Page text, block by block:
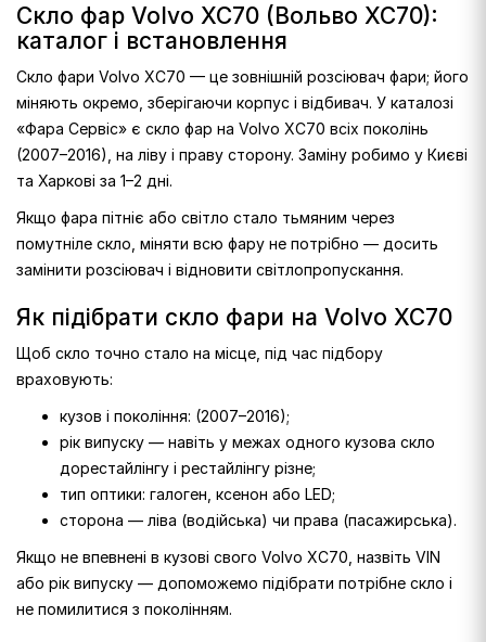
Скло фар Volvo XC70 (Вольво XC70):
каталог і встановлення
Скло фари Volvo XC70 — це зовнішній розсіювач фари; його
міняють окремо, зберігаючи корпус і відбивач. У каталозі
«Фара Сервіс» є скло фар на Volvo XC70 всіх поколінь
(2007–2016), на ліву і праву сторону. Заміну робимо у Києві
та Харкові за 1–2 дні.
Якщо фара пітніє або світло стало тьмяним через
помутніле скло, міняти всю фару не потрібно — досить
замінити розсіювач і відновити світлопропускання.
Як підібрати скло фари на Volvo XC70
Щоб скло точно стало на місце, під час підбору
враховують:
кузов і покоління: (2007–2016);
рік випуску — навіть у межах одного кузова скло
дорестайлінгу і рестайлінгу різне;
тип оптики: галоген, ксенон або LED;
сторона — ліва (водійська) чи права (пасажирська).
Якщо не впевнені в кузові свого Volvo XC70, назвіть VIN
або рік випуску — допоможемо підібрати потрібне скло і
не помилитися з поколінням.